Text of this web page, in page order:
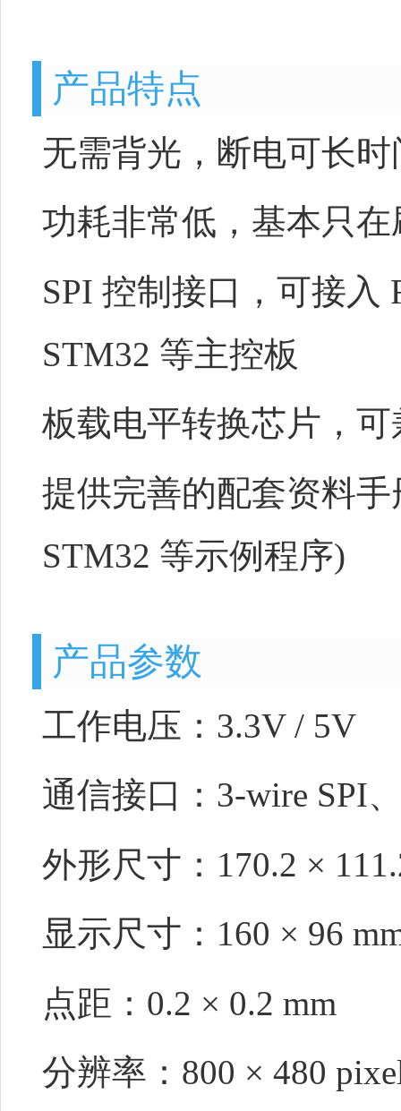
产品特点
无需背光，断电可长
功耗非常低，基本只
SPI 控制接口，可接入
STM32 等主控板
板载电平转换芯片，
提供完善的配套资料手
STM32 等示例程序)
产品参数
工作电压： 3.3V / 5V
通信接口：3-wire SPI
外形尺寸： 170.2 ×
显示尺寸： 160 × 96
点距：0.2 × 0.2 mm
分辨率： 800 × 480